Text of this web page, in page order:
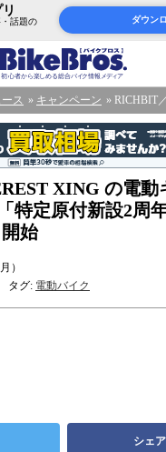
話題の
ダウン
ス キャンペーン RICHBIT
XING の電動
特定原付新設2周
始
）
タグ: 電動バイク
シェ